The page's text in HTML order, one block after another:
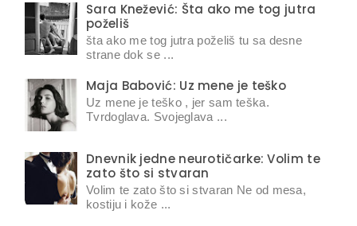
Sara Knežević: Šta ako me tog jutra
poželiš
šta ako me tog jutra poželiš tu sa desne
strane dok se ...
Maja Babović: Uz mene je teško
Uz mene je teško , jer sam teška.
Tvrdoglava. Svojeglava ...
Dnevnik jedne neurotičarke: Volim te
zato što si stvaran
Volim te zato što si stvaran Ne od mesa,
kostiju i kože ...